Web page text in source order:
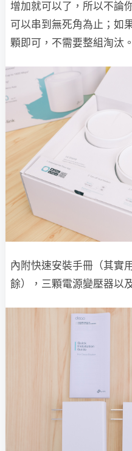
增加就可以了，所以不論
可以串到無死角為止；如
顆即可，不需要整組淘汰。
內附快速安裝手冊（其實
餘），三顆電源變壓器以